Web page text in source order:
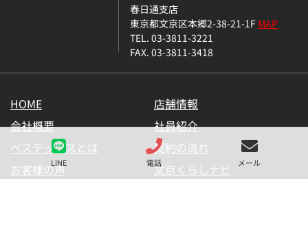
LINE 電話 メール
春日通支店
東京都文京区本郷2-38-21-1FMAP
TEL. 03-3811-3221
FAX. 03-3811-3418
HOME
店舗情報
会社概要
社員紹介
ベステックスとは
契約の流れ
お客様の声
文京くらしナビ